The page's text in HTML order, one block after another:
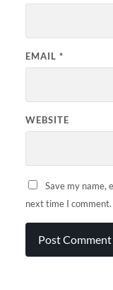
EMAIL *
WEBSITE
Save my name,
next time I comment.